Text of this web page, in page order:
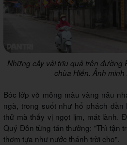
Những cây vải trĩu quả trên đường
chùa Hiến. Ảnh minh
Bóc lớp vỏ mỏng màu vàng nâu
ngà, trong suốt như hổ phách
thử mà thấy vị ngọt lịm, mát lành.
Quý Đôn từng tán thưởng: "Thì tận
thơm tựa như nước thánh trời cho".